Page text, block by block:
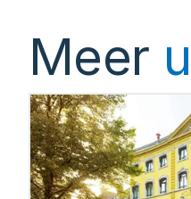
Meer